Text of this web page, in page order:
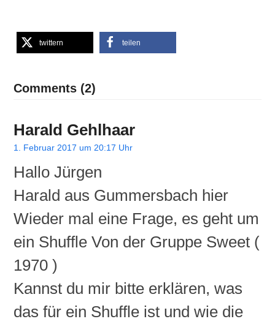
twittern teilen
Comments (2)
Harald Gehlhaar
1. Februar 2017 um 20:17 Uhr
Hallo Jürgen
Harald aus Gummersbach hier
Wieder mal eine Frage, es geht um
ein Shuffle Von der Gruppe Sweet (
1970 )
Kannst du mir bitte erklären, was
das für ein Shuffle ist und wie die